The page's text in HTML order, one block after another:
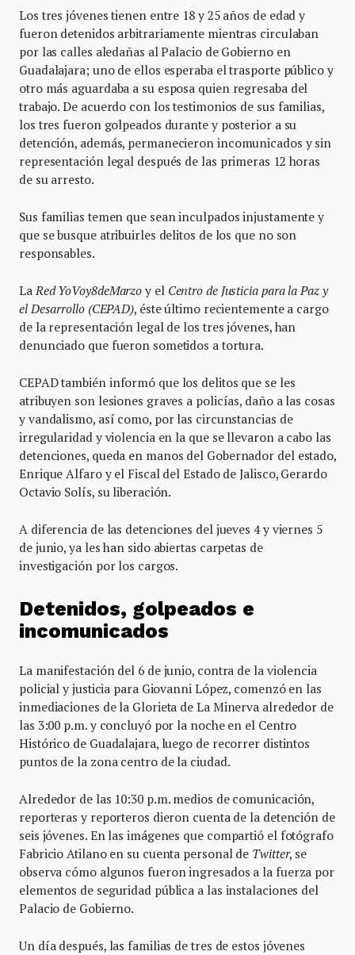
Los tres jóvenes tienen entre 18 y 25 años de edad y
fueron detenidos arbitrariamente mientras circulaban
por las calles aledañas al Palacio de Gobierno en
Guadalajara; uno de ellos esperaba el trasporte público y
otro más aguardaba a su esposa quien regresaba del
trabajo. De acuerdo con los testimonios de sus familias,
los tres fueron golpeados durante y posterior a su
detención, además, permanecieron incomunicados y sin
representación legal después de las primeras 12 horas
de su arresto.
Sus familias temen que sean inculpados injustamente y
que se busque atribuirles delitos de los que no son
responsables.
LaRed YoVoy8deMarzo y el Centro de Justicia para la Paz y
el Desarrollo (CEPAD), éste último recientemente a cargo
de la representación legal de los tres jóvenes, han
denunciado que fueron sometidos a tortura.
CEPAD también informó que los delitos que se les
atribuyen son lesiones graves a policías, daño a las cosas
y vandalismo, así como, por las circunstancias de
irregularidad y violencia en la que se llevaron a cabo las
detenciones, queda en manos del Gobernador del estado,
Enrique Alfaro y el Fiscal del Estado de Jalisco, Gerardo
Octavio Solís, su liberación.
A diferencia de las detenciones del jueves 4 y viernes 5
de junio, ya les han sido abiertas carpetas de
investigación por los cargos.
Detenidos, golpeados e
incomunicados
La manifestación del 6 de junio, contra de la violencia
policial y justicia para Giovanni López, comenzó en las
inmediaciones de la Glorieta de La Minerva alrededor de
las 3:00 p.m. y concluyó por la noche en el Centro
Histórico de Guadalajara, luego de recorrer distintos
puntos de la zona centro de la ciudad.
Alrededor de las 10:30 p.m. medios de comunicación,
reporteras y reporteros dieron cuenta de la detención de
seis jóvenes. En las imágenes que compartió el fotógrafo
Fabricio Atilano en su cuenta personal de Twitter, se
observa cómo algunos fueron ingresados a la fuerza por
elementos de seguridad pública a las instalaciones del
Palacio de Gobierno.
Un día después, las familias de tres de estos jóvenes